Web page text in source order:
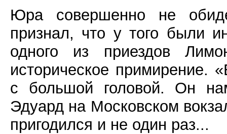
Юра совершенно не
признал, что у того были
одного из приездов
историческое примирение.
с большой головой. Он
Эдуард на Московском
пригодился и не один раз...